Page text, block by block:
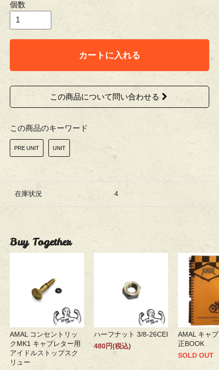
個数
カートに入れる
この商品について問い合わせる
この商品のキーワード
PRE UNIT UNIT
在庫状況 4
Buy Together
AMAL コンセントリッ
クMK1 キャブレター用
アイドルストップスク
リュー
ハーフナット 3/8-26CEI
480円(税込)
AMAL キャ
正BOOK
SOLD OUT